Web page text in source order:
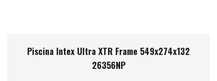
Piscina Intex Ultra XTR Frame 549x274x132
26356NP